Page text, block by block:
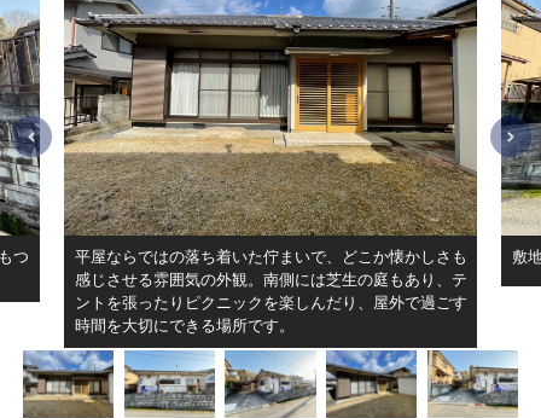
つ
平屋ならではの落ち着いた佇まいで、どこか懐かしさも
感じさせる雰囲気の外観。南側には芝生の庭もあり、テ
ントを張ったりピクニックを楽しんだり、屋外で過ごす
時間を大切にできる場所です。
敷